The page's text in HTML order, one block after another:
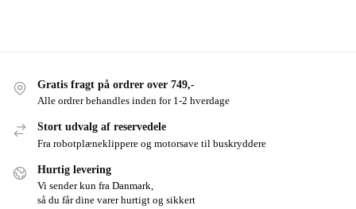
Gratis fragt på ordrer over 749,-
Alle ordrer behandles inden for 1-2 hverdage
Stort udvalg af reservedele
Fra robotplæneklippere og motorsave til buskryddere
Hurtig levering
Vi sender kun fra Danmark,
så du får dine varer hurtigt og sikkert